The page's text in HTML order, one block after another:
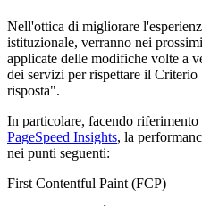
Nell'ottica di migliorare
istituzionale, verranno nei
applicate delle modifiche volte a
dei servizi per rispettare il
risposta".
In particolare, facendo
PageSpeed Insights, la
nei punti seguenti:
First Contentful Paint (FCP)